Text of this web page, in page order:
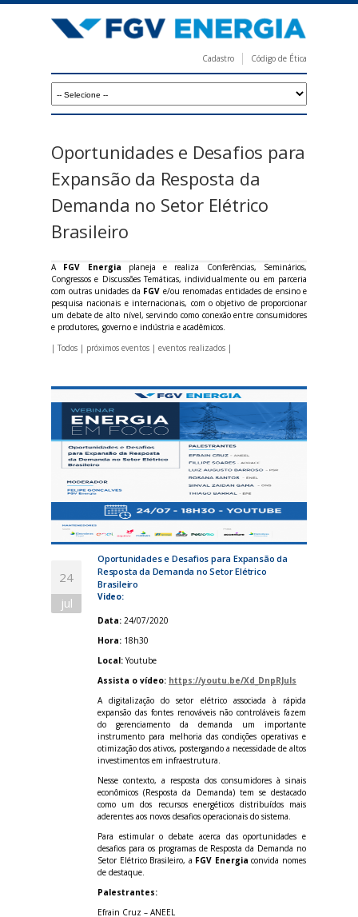
para
principal
V
e
r
g
i
a
Cadastro Código de Ética
Oportunidades e Desafios para
Expansão da Resposta da
Demanda no Setor Elétrico
Brasileiro
A FGV Energia planeja e realiza Conferências, Seminários,
Congressos e Discussões Temáticas, individualmente ou em parceria
com outras unidades da FGV e/ou renomadas entidades de ensino e
pesquisa nacionais e internacionais, com o objetivo de proporcionar
um debate de alto nível, servindo como conexão entre consumidores
e produtores, governo e indústria e acadêmicos.
| Todos | próximos eventos | eventos realizados |
24
jul
Oportunidades e Desafios para Expansão da
Resposta da Demanda no Setor Elétrico
Brasileiro
Video:
Data: 24/07/2020
Hora: 18h30
Local:Youtube
Assista o vídeo: https://youtu.be/Xd_DnpRJuls
A digitalização do setor elétrico associada à rápida
expansão das fontes renováveis não controláveis fazem
do gerenciamento da demanda um importante
instrumento para melhoria das condições operativas e
otimização dos ativos, postergando a necessidade de altos
investimentos em infraestrutura.
Nesse contexto, a resposta dos consumidores à sinais
econômicos (Resposta da Demanda) tem se destacado
como um dos recursos energéticos distribuídos mais
aderentes aos novos desafios operacionais do sistema.
Para estimular o debate acerca das oportunidades e
desafios para os programas de Resposta da Demanda no
Setor Elétrico Brasileiro, a FGV Energia convida nomes
de destaque.
Palestrantes:
Efrain Cruz – ANEEL